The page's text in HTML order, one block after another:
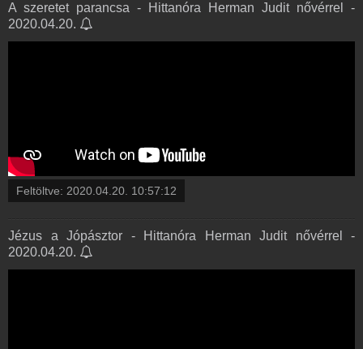
A szeretet parancsa - Hittanóra Herman Judit nővérrel -
2020.04.20.
Feltöltve: 2020.04.20. 10:57:12
Jézus a Jópásztor - Hittanóra Herman Judit nővérrel -
2020.04.20.